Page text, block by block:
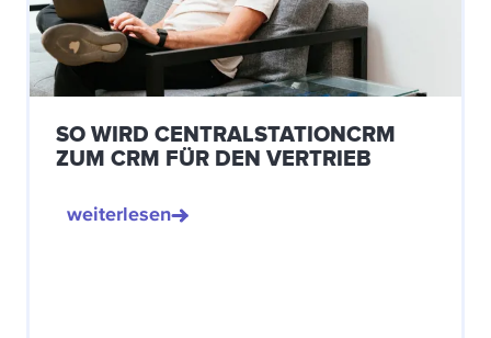
SO WIRD CENTRALSTATIONCRM
ZUM CRM FÜR DEN VERTRIEB
weiterlesen